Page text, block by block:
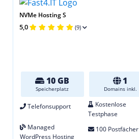
NVMe Hosting S
5,0 (9)
10 GB
Speicherplatz
1
Domains inkl.
Telefonsupport
Kostenlose
Testphase
Managed
WordPress Hosting
100 Postfächer